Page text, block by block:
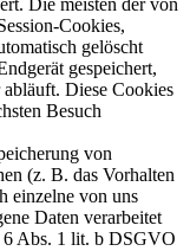
Cookies,
gelöscht
gespeichert,
abläuft. Diese Cookies
Besuch
von
(z. B. das Vorhalten
einzelne von uns
Daten verarbeitet
6 Abs. 1 lit. b DSGVO